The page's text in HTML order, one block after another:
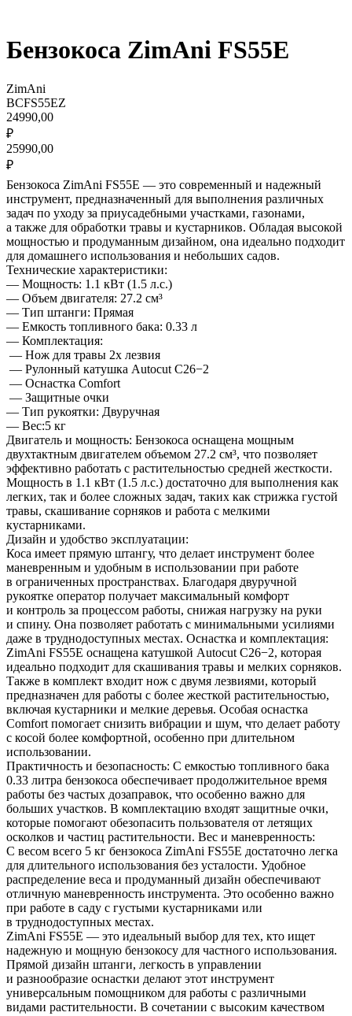
Бензокоса ZimAni FS55E
ZimAni
BCFS55EZ
24990,00
₽
25990,00
₽
Бензокоса ZimAni FS55E — это современный и надежный
инструмент, предназначенный для выполнения различных
задач по уходу за приусадебными участками, газонами,
а также для обработки травы и кустарников. Обладая высокой
мощностью и продуманным дизайном, она идеально подходит
для домашнего использования и небольших садов.
Технические характеристики:
— Мощность: 1.1 кВт (1.5 л.с.)
— Объем двигателя: 27.2 см³
— Тип штанги: Прямая
— Емкость топливного бака: 0.33 л
— Комплектация:
— Нож для травы 2х лезвия
— Рулонный катушка Autocut C26−2
— Оснастка Comfort
— Защитные очки
— Тип рукоятки: Двуручная
— Вес:5 кг
Двигатель и мощность: Бензокоса оснащена мощным
двухтактным двигателем объемом 27.2 см³, что позволяет
эффективно работать с растительностью средней жесткости.
Мощность в 1.1 кВт (1.5 л.с.) достаточно для выполнения как
легких, так и более сложных задач, таких как стрижка густой
травы, скашивание сорняков и работа с мелкими
кустарниками.
Дизайн и удобство эксплуатации:
Коса имеет прямую штангу, что делает инструмент более
маневренным и удобным в использовании при работе
в ограниченных пространствах. Благодаря двуручной
рукоятке оператор получает максимальный комфорт
и контроль за процессом работы, снижая нагрузку на руки
и спину. Она позволяет работать с минимальными усилиями
даже в труднодоступных местах. Оснастка и комплектация:
ZimAni FS55E оснащена катушкой Autocut C26−2, которая
идеально подходит для скашивания травы и мелких сорняков.
Также в комплект входит нож с двумя лезвиями, который
предназначен для работы с более жесткой растительностью,
включая кустарники и мелкие деревья. Особая оснастка
Comfort помогает снизить вибрации и шум, что делает работу
с косой более комфортной, особенно при длительном
использовании.
Практичность и безопасность: С емкостью топливного бака
0.33 литра бензокоса обеспечивает продолжительное время
работы без частых дозаправок, что особенно важно для
больших участков. В комплектацию входят защитные очки,
которые помогают обезопасить пользователя от летящих
осколков и частиц растительности. Вес и маневренность:
С весом всего 5 кг бензокоса ZimAni FS55E достаточно легка
для длительного использования без усталости. Удобное
распределение веса и продуманный дизайн обеспечивают
отличную маневренность инструмента. Это особенно важно
при работе в саду с густыми кустарниками или
в труднодоступных местах.
ZimAni FS55E — это идеальный выбор для тех, кто ищет
надежную и мощную бензокосу для частного использования.
Прямой дизайн штанги, легкость в управлении
и разнообразие оснастки делают этот инструмент
универсальным помощником для работы с различными
видами растительности. В сочетании с высоким качеством